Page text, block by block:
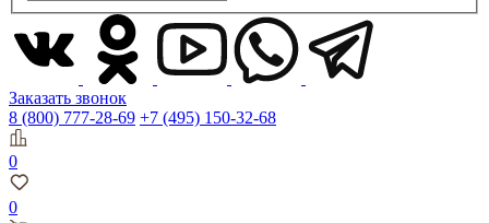
Заказать звонок
8 (800) 777-28-69 +7 (495) 150-32-68
0
0